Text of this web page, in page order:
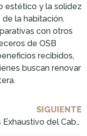
estético y la solidez
la habitación.
con otros
de OSB
recibidos,
buscan renovar
SIGUIENTE
Análisis Exhaustivo del Cabecero de Carne para 2023: ¡Adquiere el Tuyo Hoy!